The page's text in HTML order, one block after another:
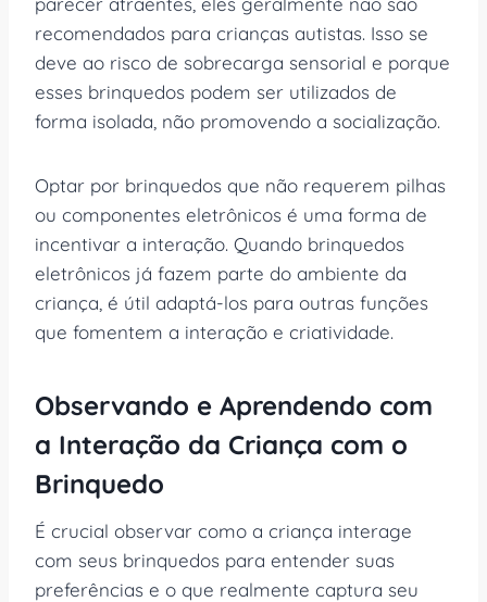
recomendados para crianças autistas. Isso se
deve ao risco de sobrecarga sensorial e porque
esses brinquedos podem ser utilizados de
forma isolada, não promovendo a socialização.
Optar por brinquedos que não requerem pilhas
ou componentes eletrônicos é uma forma de
incentivar a interação. Quando brinquedos
eletrônicos já fazem parte do ambiente da
criança, é útil adaptá-los para outras funções
que fomentem a interação e criatividade.
Observando e Aprendendo com
a Interação da Criança com o
Brinquedo
É crucial observar como a criança interage
com seus brinquedos para entender suas
preferências e o que realmente captura seu